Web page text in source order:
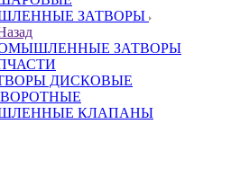
ЗАТВОРЫ
ЗАТВОРЫ
ДИСКОВЫЕ
КЛАПАНЫ